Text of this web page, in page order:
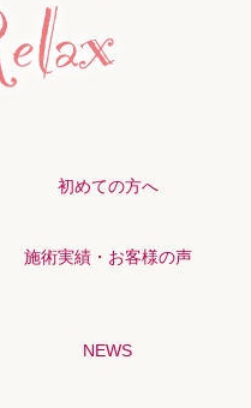
初めての方へ
施術実績・お客様の声
NEWS